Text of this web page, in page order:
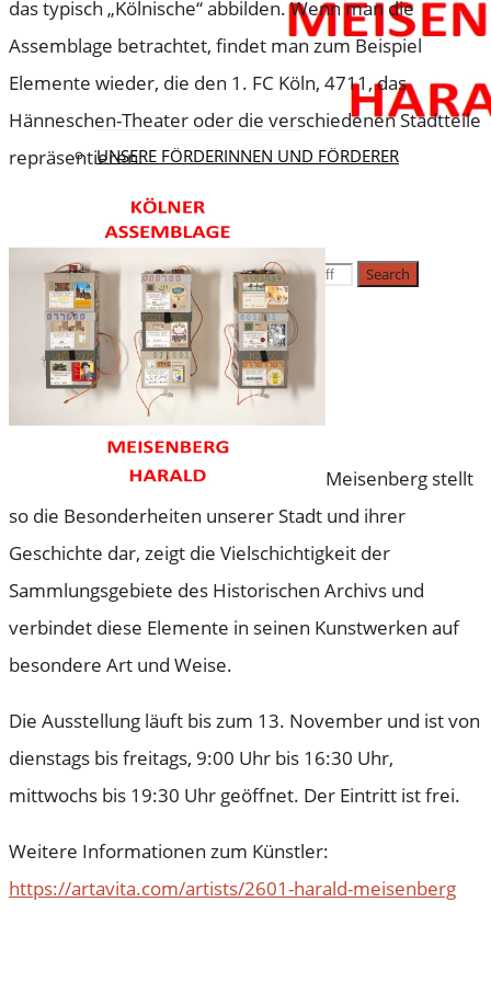
KONTAKT
VEREINSMITGLIED WERDEN
SPENDEN FÜR DAS ARCHIV
UNSERE FÖRDERINNEN UND FÖRDERER
Search for: Search
das typisch „Kölnische“ abbilden. Wenn man die
Assemblage betrachtet, findet man zum Beispiel
Elemente wieder, die den 1. FC Köln, 4711, das
Hänneschen-Theater oder die verschiedenen Stadtteile
repräsentieren.
Meisenberg stellt
so die Besonderheiten unserer Stadt und ihrer
Geschichte dar, zeigt die Vielschichtigkeit der
Sammlungsgebiete des Historischen Archivs und
verbindet diese Elemente in seinen Kunstwerken auf
besondere Art und Weise.
Die Ausstellung läuft bis zum 13. November und ist von
dienstags bis freitags, 9:00 Uhr bis 16:30 Uhr,
mittwochs bis 19:30 Uhr geöffnet. Der Eintritt ist frei.
Weitere Informationen zum Künstler:
https://artavita.com/artists/2601-harald-meisenberg